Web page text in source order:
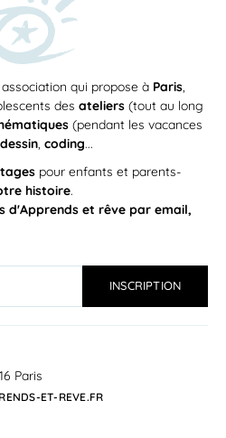
qui propose à Paris,
des ateliers (tout au long
(pendant les vacances
dessin, coding...
pour enfants et parents-
histoire.
d'Apprends et rêve par email,
Paris
ET-REVE.FR